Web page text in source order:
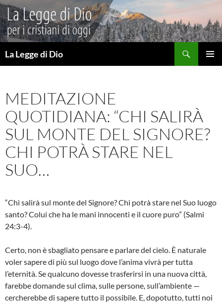
Vai
al
contenuto
La Legge di Dio
MEDITAZIONE
QUOTIDIANA: “CHI SALIRÀ
SUL MONTE DEL SIGNORE?
CHI POTRÀ STARE NEL
SUO…
“Chi salirà sul monte del Signore? Chi potrà stare nel Suo luogo
santo? Colui che ha le mani innocenti e il cuore puro” (Salmi
24:3-4).
Certo, non è sbagliato pensare e parlare del cielo. È naturale
voler sapere di più sul luogo dove l’anima vivrà per tutta
l’eternità. Se qualcuno dovesse trasferirsi in una nuova città,
farebbe domande sul clima, sulle persone, sull’ambiente —
cercherebbe di sapere tutto il possibile. E, dopotutto, tutti noi